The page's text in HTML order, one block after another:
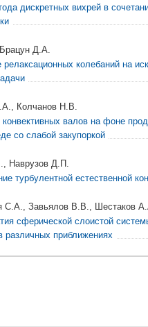
дискретных вихрей в
Д.А.
релаксационных колебаний на
Колчанов Н.В.
валов на фоне
со слабой закупоркой
Наврузов Д.П.
турбулентной естественной
С.А., Завьялов В.В., Шестаков
сферической слоистой
различных приближениях